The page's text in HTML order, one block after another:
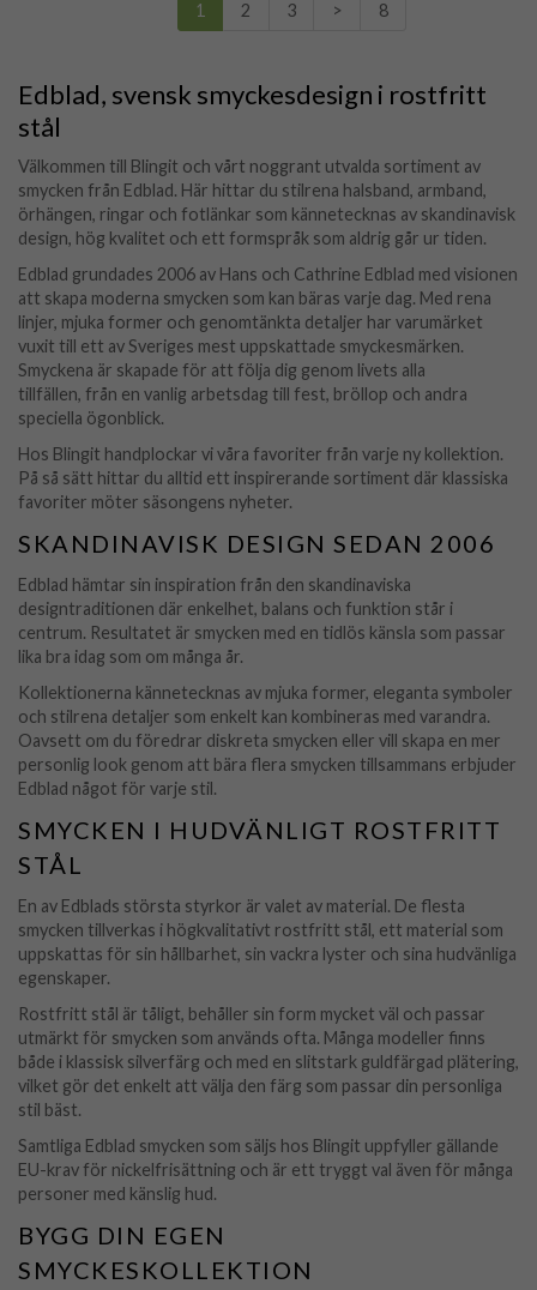
1 2 3 > 8
Edblad, svensk smyckesdesign i rostfritt
stål
Välkommen till Blingit och vårt noggrant utvalda sortiment av
smycken från Edblad. Här hittar du stilrena halsband, armband,
örhängen, ringar och fotlänkar som kännetecknas av skandinavisk
design, hög kvalitet och ett formspråk som aldrig går ur tiden.
Edblad grundades 2006 av Hans och Cathrine Edblad med visionen
att skapa moderna smycken som kan bäras varje dag. Med rena
linjer, mjuka former och genomtänkta detaljer har varumärket
vuxit till ett av Sveriges mest uppskattade smyckesmärken.
Smyckena är skapade för att följa dig genom livets alla
tillfällen, från en vanlig arbetsdag till fest, bröllop och andra
speciella ögonblick.
Hos Blingit handplockar vi våra favoriter från varje ny kollektion.
På så sätt hittar du alltid ett inspirerande sortiment där klassiska
favoriter möter säsongens nyheter.
SKANDINAVISK DESIGN SEDAN 2006
Edblad hämtar sin inspiration från den skandinaviska
designtraditionen där enkelhet, balans och funktion står i
centrum. Resultatet är smycken med en tidlös känsla som passar
lika bra idag som om många år.
Kollektionerna kännetecknas av mjuka former, eleganta symboler
och stilrena detaljer som enkelt kan kombineras med varandra.
Oavsett om du föredrar diskreta smycken eller vill skapa en mer
personlig look genom att bära flera smycken tillsammans erbjuder
Edblad något för varje stil.
SMYCKEN I HUDVÄNLIGT ROSTFRITT
STÅL
En av Edblads största styrkor är valet av material. De flesta
smycken tillverkas i högkvalitativt rostfritt stål, ett material som
uppskattas för sin hållbarhet, sin vackra lyster och sina hudvänliga
egenskaper.
Rostfritt stål är tåligt, behåller sin form mycket väl och passar
utmärkt för smycken som används ofta. Många modeller finns
både i klassisk silverfärg och med en slitstark guldfärgad plätering,
vilket gör det enkelt att välja den färg som passar din personliga
stil bäst.
Samtliga Edblad smycken som säljs hos Blingit uppfyller gällande
EU-krav för nickelfrisättning och är ett tryggt val även för många
personer med känslig hud.
BYGG DIN EGEN
SMYCKESKOLLEKTION